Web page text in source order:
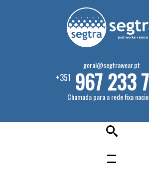
geral@segtrawear.pt
+351 967 233
Chamada para a rede fixa